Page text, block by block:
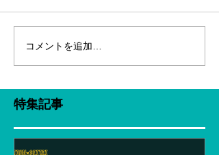
コメントを追加…
特集記事